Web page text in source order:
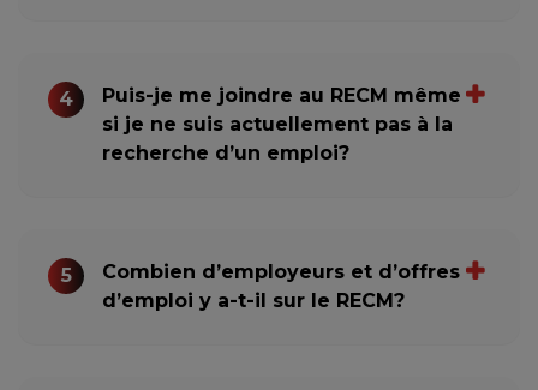
4
Puis-je me joindre au RECM même
si je ne suis actuellement pas à la
recherche d’un emploi?
5
Combien d’employeurs et d’offres
d’emploi y a-t-il sur le RECM?